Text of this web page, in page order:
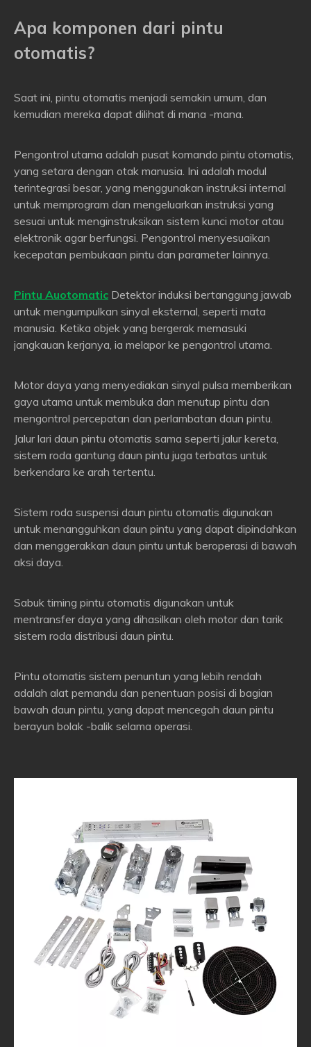
Apa komponen dari pintu
otomatis?
Saat ini, pintu otomatis menjadi semakin umum, dan
kemudian mereka dapat dilihat di mana -mana.
Pengontrol utama adalah pusat komando pintu otomatis,
yang setara dengan otak manusia. Ini adalah modul
terintegrasi besar, yang menggunakan instruksi internal
untuk memprogram dan mengeluarkan instruksi yang
sesuai untuk menginstruksikan sistem kunci motor atau
elektronik agar berfungsi. Pengontrol menyesuaikan
kecepatan pembukaan pintu dan parameter lainnya.
Pintu Auotomatic Detektor induksi bertanggung jawab
untuk mengumpulkan sinyal eksternal, seperti mata
manusia. Ketika objek yang bergerak memasuki
jangkauan kerjanya, ia melapor ke pengontrol utama.
Motor daya yang menyediakan sinyal pulsa memberikan
gaya utama untuk membuka dan menutup pintu dan
mengontrol percepatan dan perlambatan daun pintu.
Jalur lari daun pintu otomatis sama seperti jalur kereta,
sistem roda gantung daun pintu juga terbatas untuk
berkendara ke arah tertentu.
Sistem roda suspensi daun pintu otomatis digunakan
untuk menangguhkan daun pintu yang dapat dipindahkan
dan menggerakkan daun pintu untuk beroperasi di bawah
aksi daya.
Sabuk timing pintu otomatis digunakan untuk
mentransfer daya yang dihasilkan oleh motor dan tarik
sistem roda distribusi daun pintu.
Pintu otomatis sistem penuntun yang lebih rendah
adalah alat pemandu dan penentuan posisi di bagian
bawah daun pintu, yang dapat mencegah daun pintu
berayun bolak -balik selama operasi.